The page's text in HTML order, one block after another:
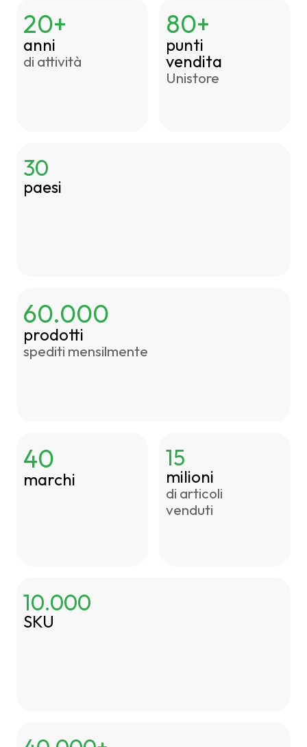
20+
anni
di attività
80+
punti
vendita
Unistore
30
paesi
60.000
prodotti
spediti mensilmente
40
marchi
15
milioni
di articoli
venduti
10.000
SKU